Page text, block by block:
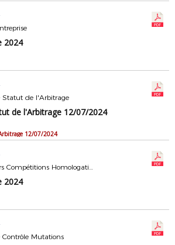
2024
Statut de l'Arbitrage
de l'Arbitrage 12/07/2024
12/07/2024
Commission Calendriers Compétitions Homologation
2024
Mutations